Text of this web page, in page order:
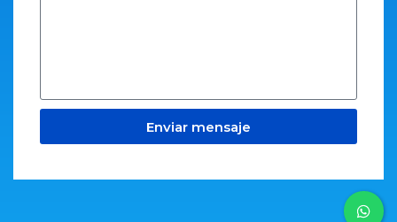
Enviar mensaje